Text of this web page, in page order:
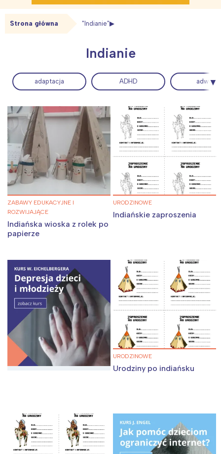
Strona główna "Indianie"
Indianie
adaptacja ADHD adwent
ZABAWY EDUKACYJNE I
ROZWIJAJĄCE
Indiańska wioska z rolek po
papierze
URODZINOWE
Indiańskie zaproszenia
URODZINOWE
Urodziny po indiańsku